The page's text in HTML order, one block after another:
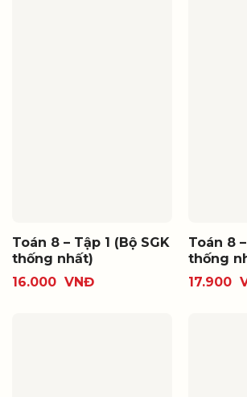
Toán 8 – Tập 1 (Bộ SGK
thống nhất)
16.000 VNĐ
Toán 8
thống
17.900